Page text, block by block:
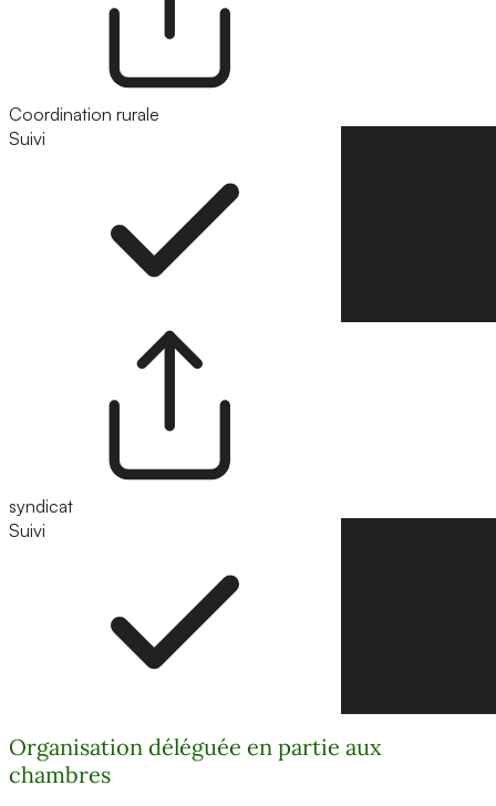
Coordination rurale
Suivi
syndicat
Suivi
Organisation déléguée en partie aux
chambres